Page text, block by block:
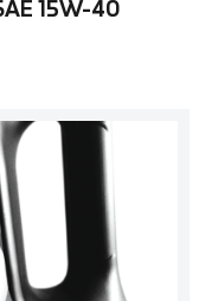
15W-40